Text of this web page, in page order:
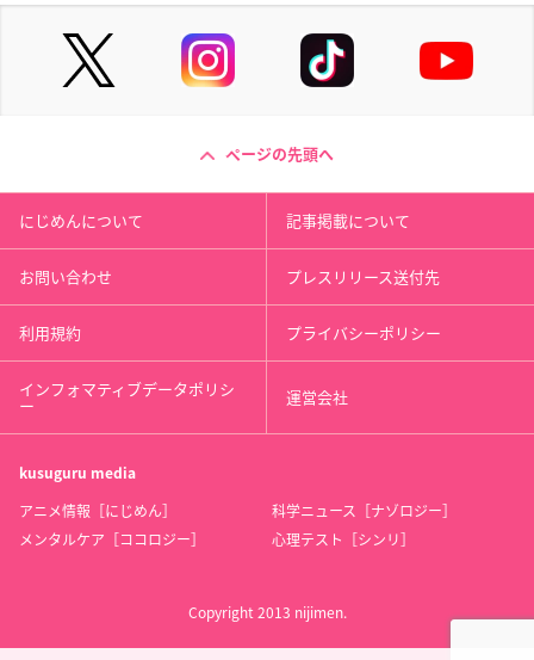
ページの先頭へ
にじめんについて 記事掲載について
お問い合わせ プレスリリース送付先
利用規約 プライバシーポリシー
インフォマティブデータポリシ
ー 運営会社
kusuguru media
アニメ情報［にじめん］
科学ニュース［ナゾロジー］
メンタルケア［ココロジー］
心理テスト［シンリ］
Copyright 2013 nijimen.